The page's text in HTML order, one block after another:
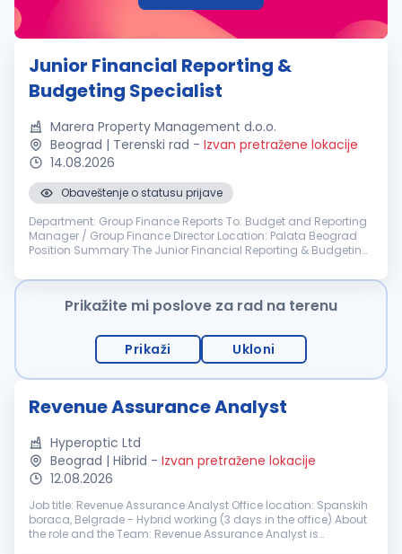
Junior Financial Reporting &
Budgeting Specialist
Marera Property Management d.o.o.
Beograd | Terenski rad - Izvan pretražene lokacije
14.08.2026
Obaveštenje o statusu prijave
Department: Group Finance Reports To: Budget and Reporting
Manager / Group Finance Director Location: Palata Beograd
Position Summary The Junior Financial Reporting & Budgeting
consolidat...
Prikažite mi poslove za rad na terenu
Prikaži Ukloni
Revenue Assurance Analyst
Hyperoptic Ltd
Beograd | Hibrid - Izvan pretražene lokacije
12.08.2026
Job title: Revenue Assurance Analyst Office location: Spanskih
boraca, Belgrade - Hybrid working (3 days in the office) About
the role and the Team: Revenue Assurance Analyst is